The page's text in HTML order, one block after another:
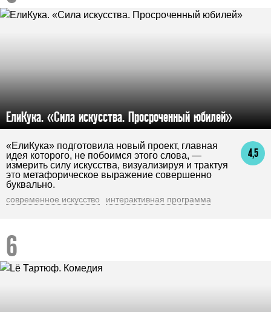
ЕлиКука. «Сила искусства. Просроченный юбилей»
4,5
«ЕлиКука» подготовила новый проект, главная
идея которого, не побоимся этого слова, —
измерить силу искусства, визуализируя и трактуя
это метафорическое выражение совершенно
буквально.
современное искусство интерактивная программа